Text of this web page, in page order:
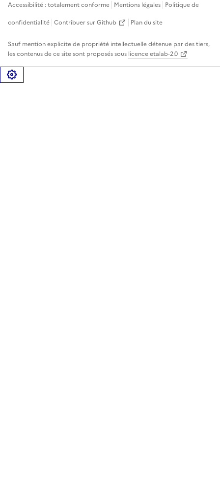
Accessibilité : totalement conforme Mentions légales Politique de
confidentialité Contribuer sur Github Plan du site
Sauf mention explicite de propriété intellectuelle détenue par des tiers,
les contenus de ce site sont proposés sous licence etalab-2.0
Gérer les cookies